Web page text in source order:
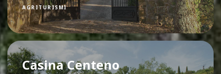
AGRITURISMI
Casina Centeno